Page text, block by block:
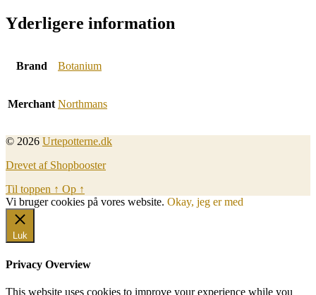
Yderligere information
Brand Botanium
Merchant Northmans
© 2026 Urtepotterne.dk
Drevet af Shopbooster
Til toppen ↑ Op ↑
Vi bruger cookies på vores website. Okay, jeg er med
Luk
Privacy Overview
This website uses cookies to improve your experience while you